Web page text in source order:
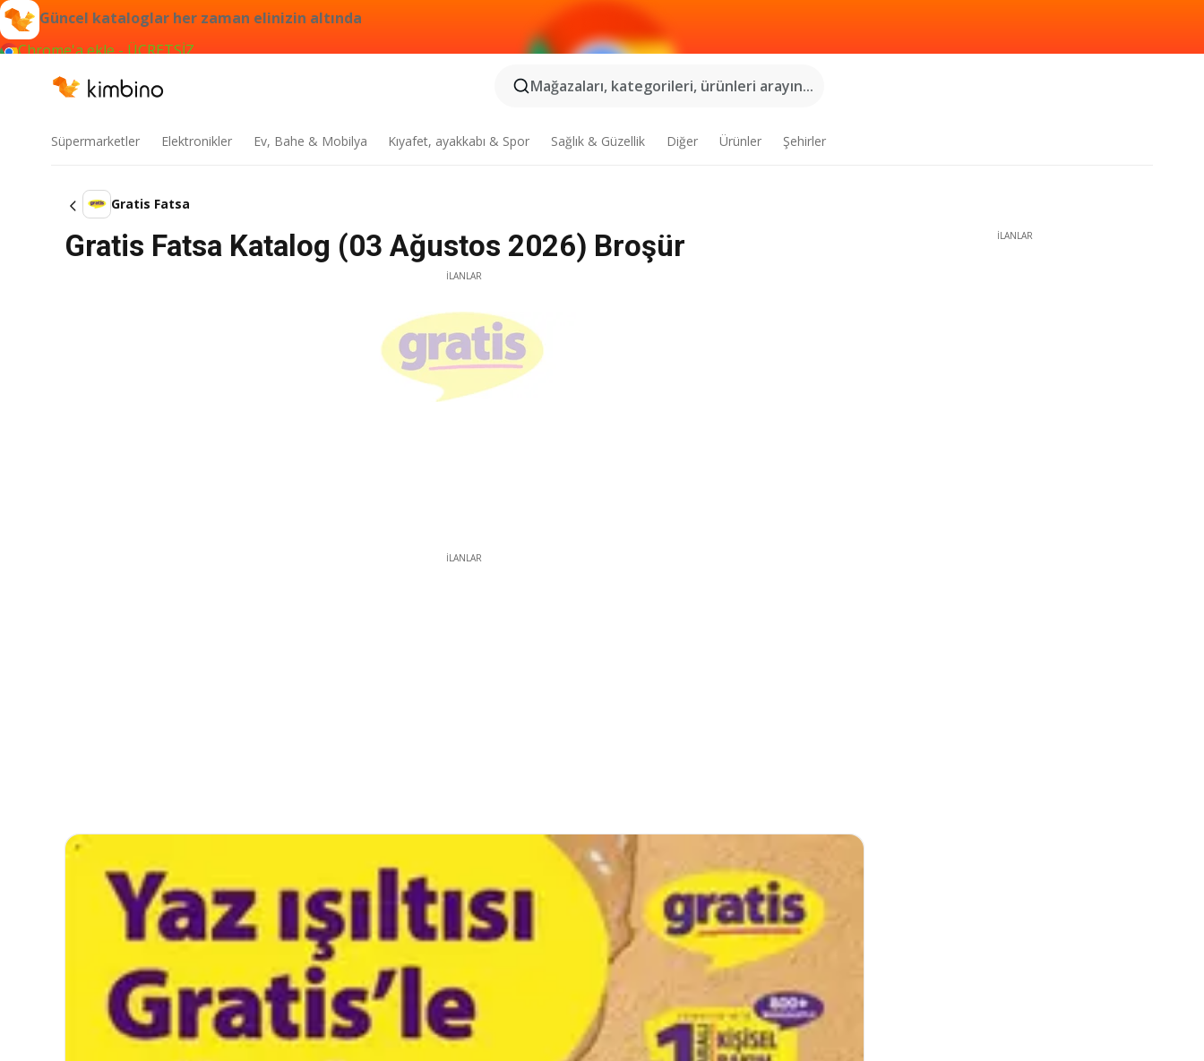
Güncel kataloglar her zaman elinizin altında
Chrome'a ekle - ÜCRETSİZ
Mağazaları, kategorileri, ürünleri arayın...
Süpermarketler Elektronikler Ev, Bahe & Mobilya Kıyafet, ayakkabı & Spor Sağlık & Güzellik Diğer Ürünler Şehirler
Gratis Fatsa
Gratis Fatsa Katalog (03 Ağustos 2026) Broşür
İLANLAR
İLANLAR
İLANLAR